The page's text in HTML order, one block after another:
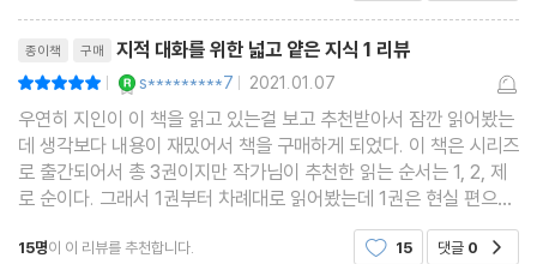
‘국가’는 요청된다. 국가라는 개념은 신의 개념과 마찬가지로 지배체
제를 정당화하는 역할을 수행한다. 그리고 특히 ‘애국’에 대해 강요
함으로써 지배자들을 편리하게 한다. 그래서 애국은 국가 차원에서
장려되고 교육된다. 애국자와 국가유공자에 대한 보상과 기념 절차
에 국가 차원의 지원이 이루어지고, 사회는 이들을 지칭하는 어휘를
검열하고 교정한다. 반대로 애국과 거리가 먼 사람들에게는 공공연
한 정치?사회적 압력이 가해지고, 이들을 지칭하는 어휘에는 거칠
공급과잉이 전쟁을 일으켰다
● 세계 경제대공황
가격 경쟁은 대공황으로 이어졌다
● 제2차 세계대전
종이책 구매 지적 대화를 위한 넓고 얕은 지식 1 리뷰
| s*********7 | 2021.01.07
우연히 지인이 이 책을 읽고 있는걸 보고 추천받아서 잠깐 읽어봤는
데 생각보다 내용이 재밌어서 책을 구매하게 되었다. 이 책은 시리즈
로 출간되어서 총 3권이지만 작가님이 추천한 읽는 순서는 1, 2, 제
로 순이다. 그래서 1권부터 차례대로 읽어봤는데 1권은 현실 편으로
고대부터 현대까지의 세계를 역사, 경제, 정치, 사회, 윤리 순으로 하
나씩 살펴본다. 먼저 첫 번째 역사
15명이 이 리뷰를 추천합니다. 15 댓글 0